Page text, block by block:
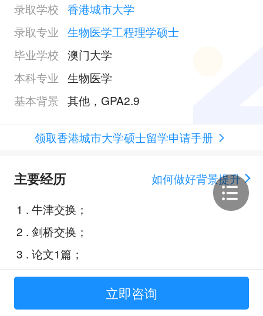
录取学校 香港城市大学
录取专业 生物医学工程理学硕士
毕业学校 澳门大学
本科专业 生物医学
基本背景 其他，GPA2.9
领取香港城市大学硕士留学申请手册
主要经历
如何做好背景提升
1 . 牛津交换；
2 . 剑桥交换；
3 . 论文1篇；
4.癌症干细胞研究；
立即咨询